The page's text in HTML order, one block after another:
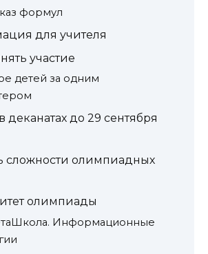
формул
для учителя
участие
детей за одним
деканатах до 29 сентября
сложности олимпиадных
олимпиады
Информационные